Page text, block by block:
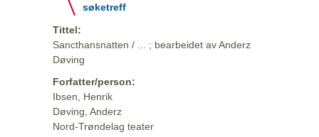
søketreff
Tittel:
Sancthansnatten / ... ; bearbeidet av Anderz
Døving
Forfatter/person:
Ibsen, Henrik
Døving, Anderz
Nord-Trøndelag teater